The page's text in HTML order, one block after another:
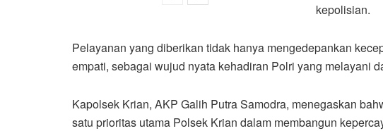
kepolisian.
Pelayanan yang diberikan tidak hanya mengedepankan
empati, sebagai wujud nyata kehadiran Polri yang melayani
Kapolsek Krian, AKP Galih Putra Samodra, menegaskan
satu prioritas utama Polsek Krian dalam membangun